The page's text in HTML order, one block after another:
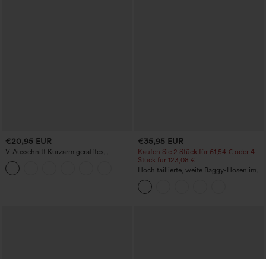
€20,95 EUR
V-Ausschnitt Kurzarm gerafftes
schlichtes Freizeit-T-Shirt
€35,95 EUR
Kaufen Sie 2 Stück für 61,54 € oder 4
Stück für 123,08 €.
Hoch taillierte, weite Baggy-Hosen im
Casual-Stil mit Taschen